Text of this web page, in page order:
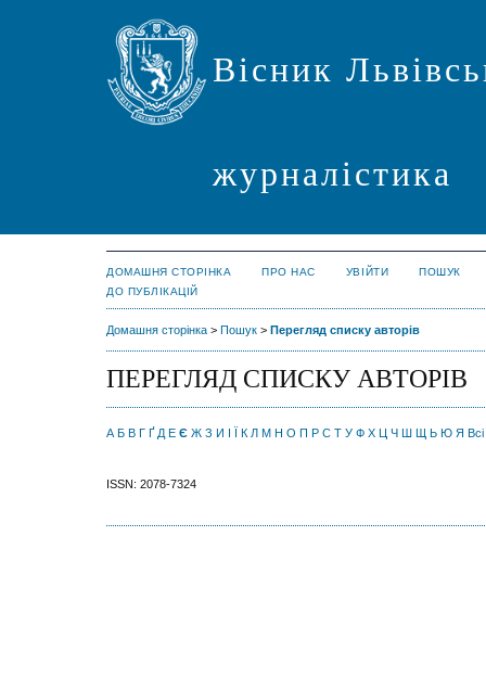
Вісник
журналістика
ДОМАШНЯ СТОРІНКА ПРО НАС УВІЙТИ
ПОШУК
ДО ПУБЛІКАЦІЙ
Домашня сторінка > Пошук > Перегляд списку авторів
ПЕРЕГЛЯД СПИСКУ АВТОРІВ
А Б В Г Ґ Д Е Є Ж З И І Ї К Л М Н О П Р С Т У Ф Х Ц Ч Ш Щ Ь Ю Я Всі
ISSN: 2078-7324